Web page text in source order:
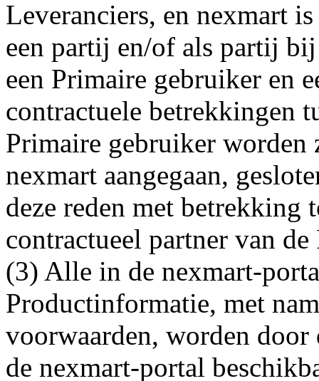
Leveranciers, en nexmart
een partij en/of als partij
een Primaire gebruiker en
contractuele betrekkingen
Primaire gebruiker worden
nexmart aangegaan,
deze reden met betrekking
contractueel partner van
(3) Alle in de nexmart-
Productinformatie, met
voorwaarden, worden
de nexmart-portal